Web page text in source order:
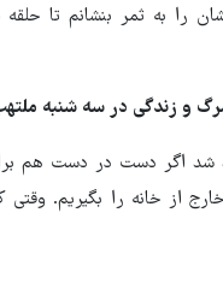
را به ثمر بنشانم تا
مرگ و زندگی در سه شنبه
شد اگر دست در دست هم
از خانه را بگیریم.